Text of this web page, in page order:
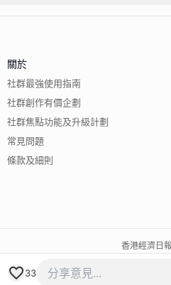
33
關於
社群最強使用指南
社群創作有價企劃
社群焦點功能及升級計劃
常見問題
條款及細則
香港經濟日